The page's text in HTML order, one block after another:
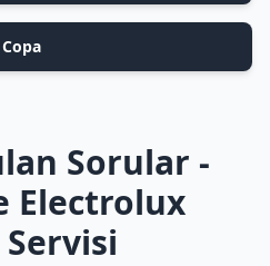
Copa
Sorular -
Electrolux